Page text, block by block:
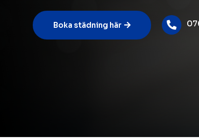
Boka städning här 